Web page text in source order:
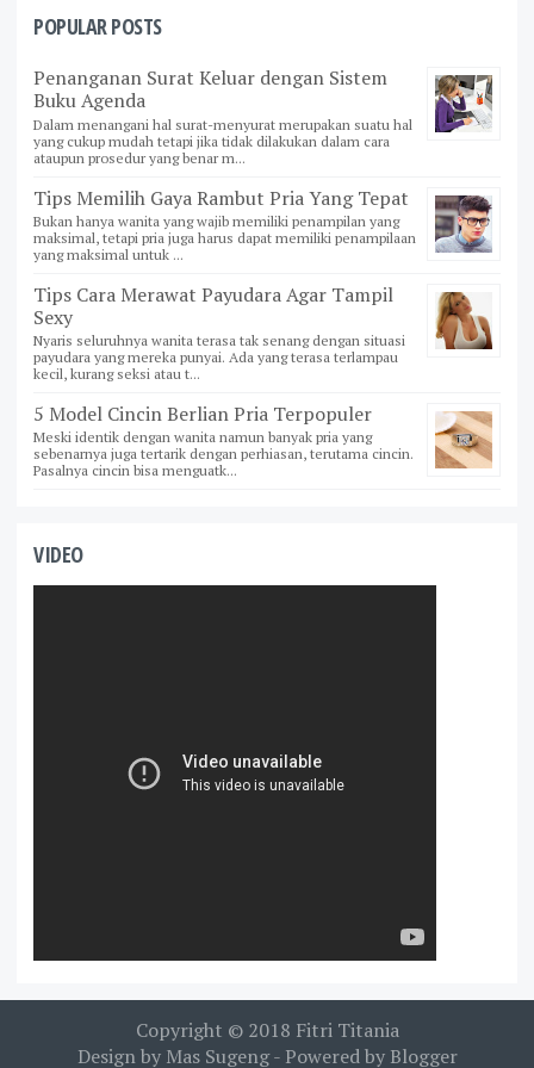
POPULAR POSTS
Penanganan Surat Keluar dengan Sistem
Buku Agenda
Dalam menangani hal surat-menyurat merupakan suatu hal
yang cukup mudah tetapi jika tidak dilakukan dalam cara
ataupun prosedur yang benar m...
Tips Memilih Gaya Rambut Pria Yang Tepat
Bukan hanya wanita yang wajib memiliki penampilan yang
maksimal, tetapi pria juga harus dapat memiliki penampilaan
yang maksimal untuk ...
Tips Cara Merawat Payudara Agar Tampil
Sexy
Nyaris seluruhnya wanita terasa tak senang dengan situasi
payudara yang mereka punyai. Ada yang terasa terlampau
kecil, kurang seksi atau t...
5 Model Cincin Berlian Pria Terpopuler
Meski identik dengan wanita namun banyak pria yang
sebenarnya juga tertarik dengan perhiasan, terutama cincin.
Pasalnya cincin bisa menguatk...
VIDEO
Copyright © 2018 Fitri Titania
Design by Mas Sugeng- Powered by Blogger